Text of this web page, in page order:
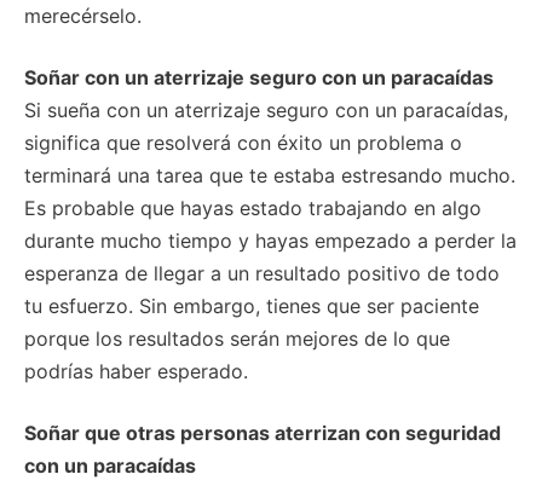
merecérselo.
Soñar con un aterrizaje seguro con un paracaídas
Si sueña con un aterrizaje seguro con un paracaídas,
significa que resolverá con éxito un problema o
terminará una tarea que te estaba estresando mucho.
Es probable que hayas estado trabajando en algo
durante mucho tiempo y hayas empezado a perder la
esperanza de llegar a un resultado positivo de todo
tu esfuerzo. Sin embargo, tienes que ser paciente
porque los resultados serán mejores de lo que
podrías haber esperado.
Soñar que otras personas aterrizan con seguridad
con un paracaídas